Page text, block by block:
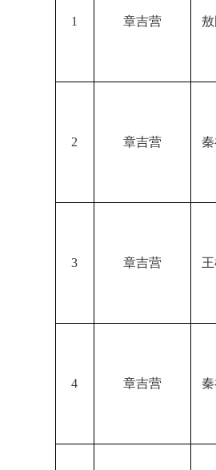
1 章吉营
2 章吉营
3 章吉营
4 章吉营